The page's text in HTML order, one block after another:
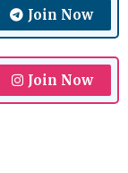
Join Now
Join Now